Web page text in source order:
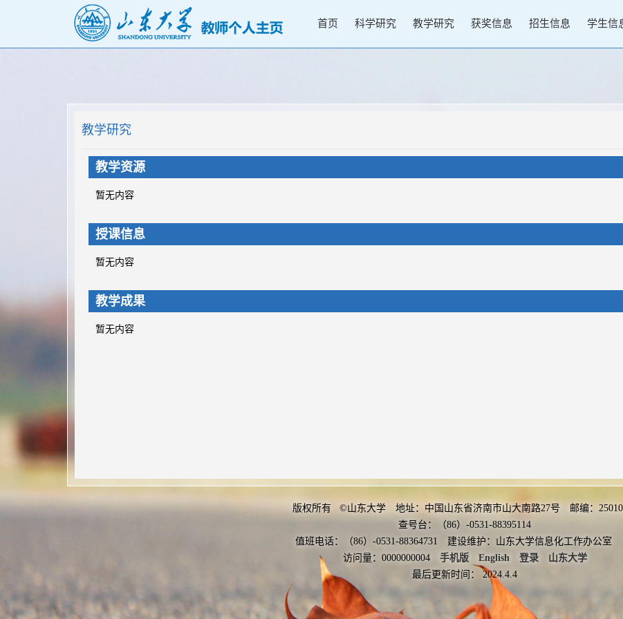
首页 科学研究 教学研究 获奖信息 招生信息 学生信
教学研究
教学资源
暂无内容
授课信息
暂无内容
教学成果
暂无内容
版权所有 ©山东大学 地址：中国山东省济南市山大南路27号 邮编：
查号台：（86）-0531-88395114
值班电话：（86）-0531-88364731 建设维护：山东大学信息化工作办公
访问量： 0000000004 手机版 English 登录
山东大学
最后更新时间： 2024.4.4